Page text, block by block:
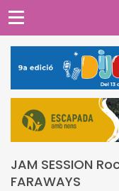
JAM SESSION
FARAWAYS